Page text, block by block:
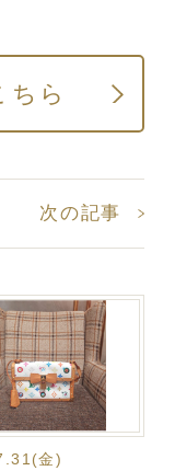
ちら
次の記事
金)